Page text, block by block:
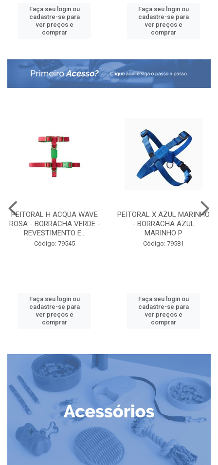
Faça seu login ou
cadastre-se para
ver preços e
comprar
Faça seu login ou
cadastre-se para
ver preços e
comprar
PEITORAL H ACQUA WAVE
ROSA - BORRACHA VERDE -
REVESTIMENTO E...
Código: 79545
Faça seu login ou
cadastre-se para
ver preços e
comprar
PEITORAL X AZUL MARINHO
- BORRACHA AZUL
MARINHO P
Código: 79581
Faça seu login ou
cadastre-se para
ver preços e
comprar